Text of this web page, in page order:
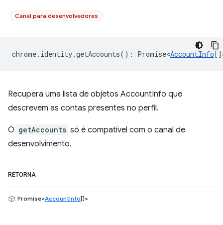
Canal para desenvolvedores
chrome. identity.getAccounts() : Promise<AccountInfo[]
Recupera uma lista de objetos AccountInfo que
descrevem as contas presentes no perfil.
O getAccounts só é compatível com o canal de
desenvolvimento.
RETORNA
Promise<AccountInfo[]>